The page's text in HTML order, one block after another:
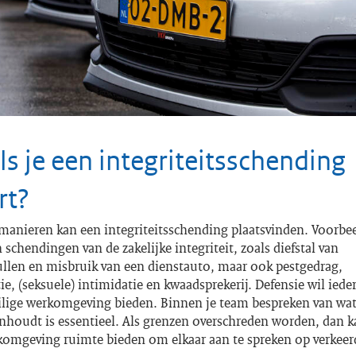
je een integriteitsschending
kan een integriteitsschending plaatsvinden.
schendingen van de zakelijke integriteit, zoals diefstal van
en misbruik van een dienstauto, maar ook pestgedrag,
(seksuele) intimidatie en kwaadsprekerij. Defensie wil
werkomgeving bieden. Binnen je team bespreken van
is essentieel. Als grenzen overschreden worden, dan
ruimte bieden om elkaar aan te spreken op